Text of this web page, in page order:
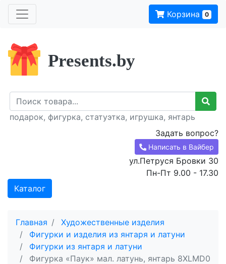
Корзина 0
Presents.by
подарок, фигурка, статуэтка, игрушка, янтарь
Задать вопрос?
Написать в Вайбер
ул.Петруся Бровки 30
Пн-Пт 9.00 - 17.30
Каталог
Главная
Художественные изделия
Фигурки и изделия из янтаря и латуни
Фигурки из янтаря и латуни
Фигурка «Паук» мал. латунь, янтарь 8XLMD0